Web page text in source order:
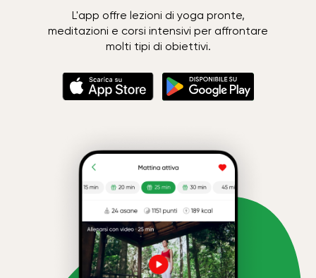
L'app offre lezioni di yoga pronte,
meditazioni e corsi intensivi per affrontare
molti tipi di obiettivi.